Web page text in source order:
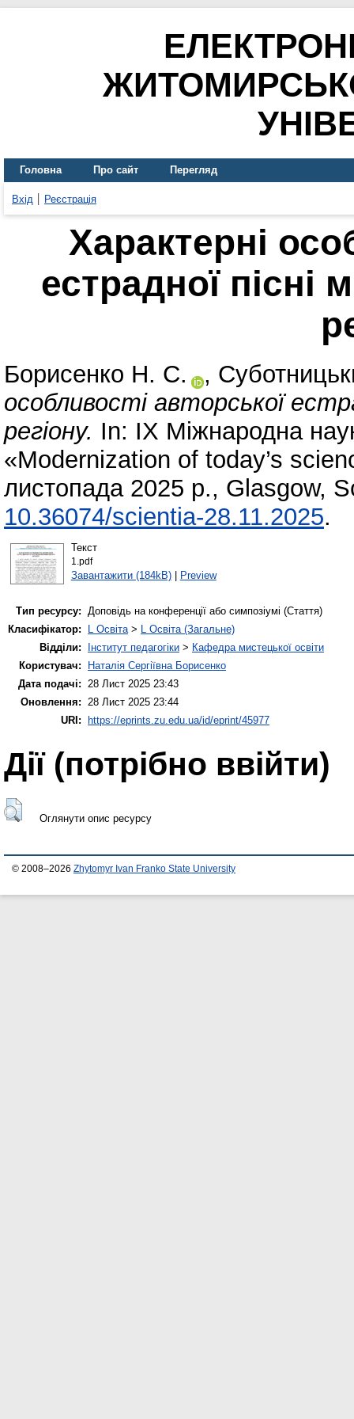
Головна Про сайт Перегляд
Вхід Реєстрація
Характерні
естрадної пісні
Борисенко Н. С. ,
особливості авторської
регіону. In: IX Міжнародна
«Modernization of today’s
листопада 2025 р., Glasgow,
10.36074/scientia-28.11.2025.
Текст
1.pdf
Завантажити (184kB)| Preview
Тип ресурсу: Доповідь на конференції або симпозіумі (Стаття)
Класифікатор:
L Освіта> L Освіта (Загальне)
Відділи:
Інститут педагогіки > Кафедра мистецької освіти
Користувач:
Наталія Сергіївна Борисенко
Дата подачі: 28 Лист 2025 23:43
Оновлення: 28 Лист 2025 23:44
URI:
https://eprints.zu.edu.ua/id/eprint/45977
Дії ​​(потрібно ввійти)
Оглянути опис ресурсу
© 2008–2026 Zhytomyr Ivan Franko State University